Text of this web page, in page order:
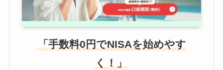
「手数料0円でNISAを始めやす
く！」